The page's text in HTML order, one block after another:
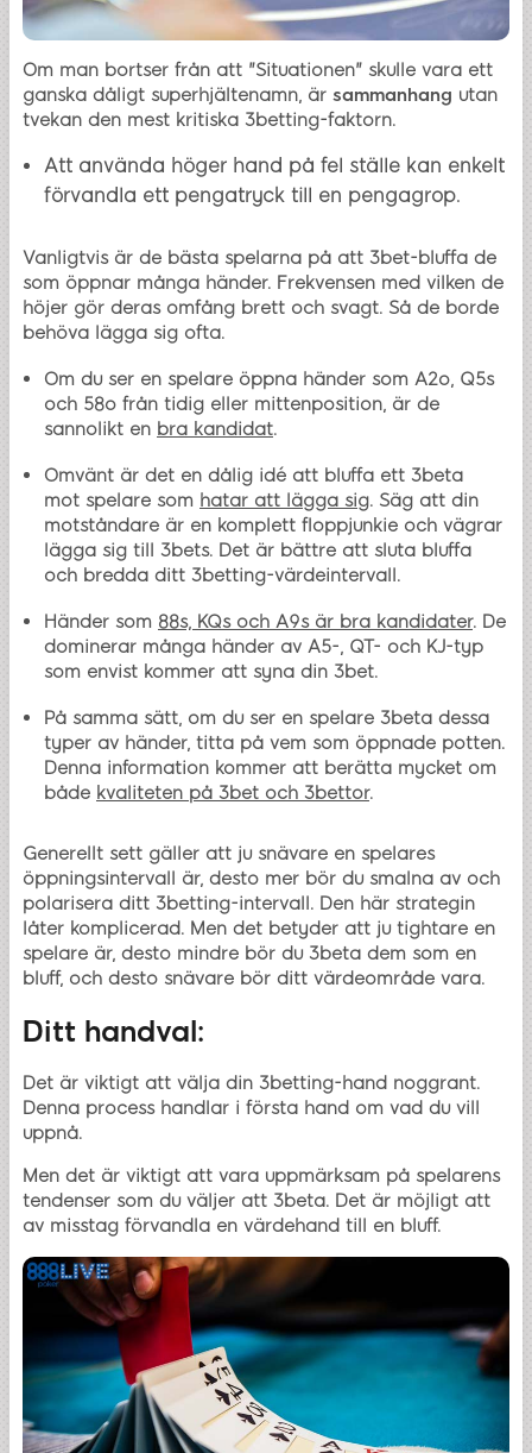
Om man bortser från att "Situationen" skulle vara ett
ganska dåligt superhjältenamn, är sammanhang utan
tvekan den mest kritiska 3betting-faktorn.
Att använda höger hand på fel ställe kan enkelt
förvandla ett pengatryck till en pengagrop.
Vanligtvis är de bästa spelarna på att 3bet-bluffa de
som öppnar många händer. Frekvensen med vilken de
höjer gör deras omfång brett och svagt. Så de borde
behöva lägga sig ofta.
Om du ser en spelare öppna händer som A2o, Q5s
och 58o från tidig eller mittenposition, är de
sannolikt en bra kandidat.
Omvänt är det en dålig idé att bluffa ett 3beta
mot spelare som hatar att lägga sig. Säg att din
motståndare är en komplett floppjunkie och vägrar
lägga sig till 3bets. Det är bättre att sluta bluffa
och bredda ditt 3betting-värdeintervall.
Händer som 88s, KQs och A9s är bra kandidater. De
dominerar många händer av A5-, QT- och KJ-typ
som envist kommer att syna din 3bet.
På samma sätt, om du ser en spelare 3beta dessa
typer av händer, titta på vem som öppnade potten.
Denna information kommer att berätta mycket om
både kvaliteten på 3bet och 3bettor.
Generellt sett gäller att ju snävare en spelares
öppningsintervall är, desto mer bör du smalna av och
polarisera ditt 3betting-intervall. Den här strategin
låter komplicerad. Men det betyder att ju tightare en
spelare är, desto mindre bör du 3beta dem som en
bluff, och desto snävare bör ditt värdeområde vara.
Ditt handval:
Det är viktigt att välja din 3betting-hand noggrant.
Denna process handlar i första hand om vad du vill
uppnå.
Men det är viktigt att vara uppmärksam på spelarens
tendenser som du väljer att 3beta. Det är möjligt att
av misstag förvandla en värdehand till en bluff.